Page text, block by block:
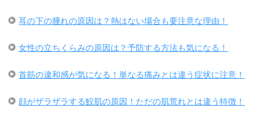
耳の下の腫れの原因は？熱はない場合も要注意な理由！
女性の立ちくらみの原因は？予防する方法も気になる！
首筋の違和感が気になる！単なる痛みとは違う症状に注意！
顔がザラザラする鮫肌の原因！ただの肌荒れとは違う特徴！